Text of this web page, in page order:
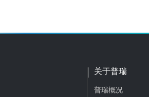
关于普瑞
普瑞概况